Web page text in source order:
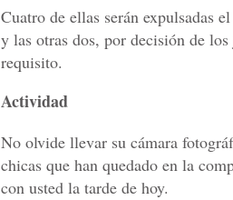
Cuatro de ellas serán expulsadas
y las otras dos, por decisión de
requisito.
Actividad
No olvide llevar su cámara
chicas que han quedado en la
con usted la tarde de hoy.